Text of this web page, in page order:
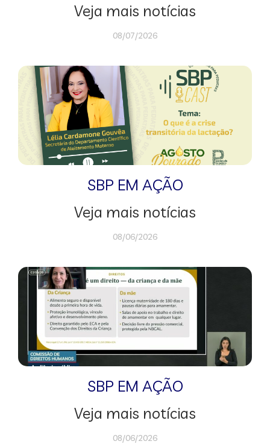
Veja mais notícias
08/07/2026
SBP EM AÇÃO
Veja mais notícias
08/06/2026
SBP EM AÇÃO
Veja mais notícias
08/06/2026